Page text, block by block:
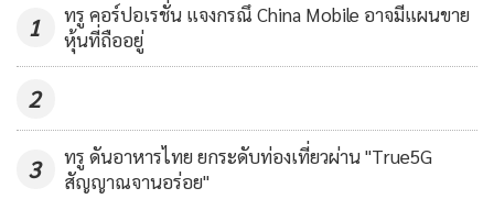
3,932
1
ทรู คอร์ปอเรชั่น แจงกรณึ China Mobile อาจมีแผนขาย
หุ้นที่ถืออยู่
2
3
ทรู ดันอาหารไทย ยกระดับท่องเที่ยวผ่าน "True5G
สัญญาณจานอร่อย"